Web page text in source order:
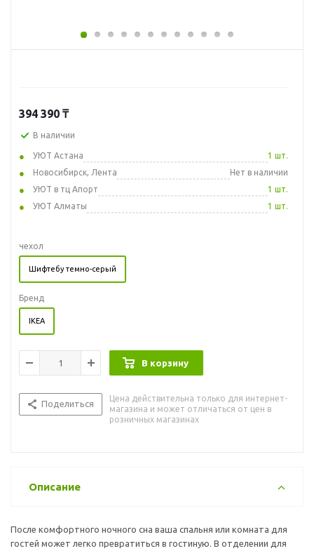
394 390 ₸
В наличии
УЮТ Астана
1 шт.
Новосибирск, Лента
Нет в наличии
УЮТ в тц Апорт
1 шт.
УЮТ Алматы
1 шт.
чехол
Шифтебу темно-серый
Бренд
IKEA
В корзину
Поделиться
Цена действительна только для интернет-
магазина и может отличаться от цен в
розничных магазинах
Описание
После комфортного ночного сна ваша спальня или комната для
гостей может легко превратиться в гостиную. В отделении для